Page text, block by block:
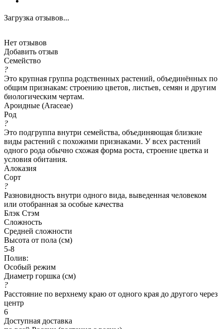
Загрузка отзывов...
Нет отзывов
Добавить отзыв
Семейство
?
Это крупная группа родственных растений, объединённых по
общим признакам: строению цветов, листьев, семян и другим
биологическим чертам.
Ароидные (Araceae)
Род
?
Это подгруппа внутри семейства, объединяющая близкие
виды растений с похожими признаками. У всех растений
одного рода обычно схожая форма роста, строение цветка и
условия обитания.
Алоказия
Сорт
?
Разновидность внутри одного вида, выведенная человеком
или отобранная за особые качества
Блэк Стэм
Сложность
Средней сложности
Высота от пола (см)
5-8
Полив:
Особый режим
Диаметр горшка (см)
?
Расстояние по верхнему краю от одного края до другого через
центр
6
Доступная доставка